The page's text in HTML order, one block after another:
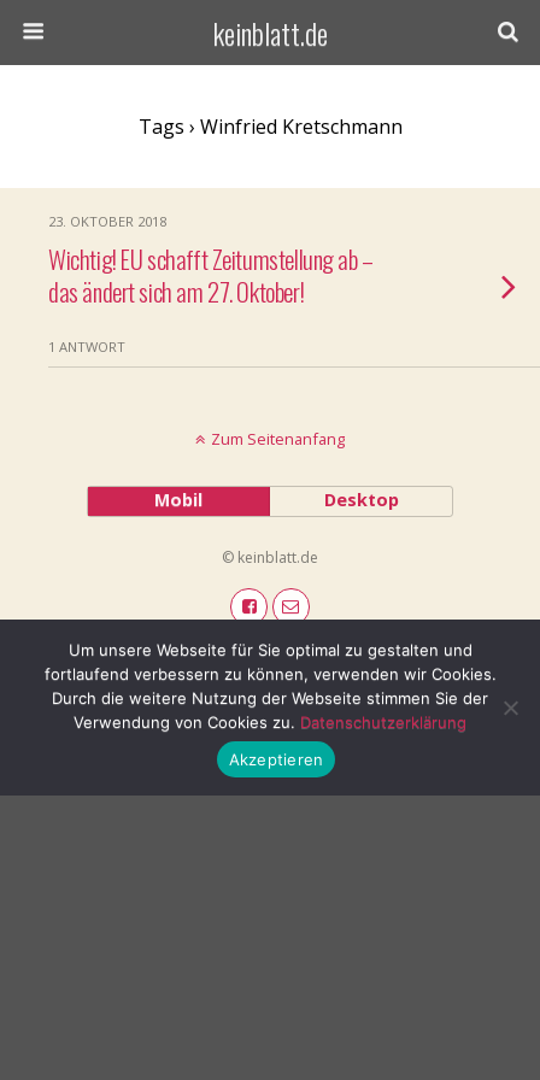
keinblatt.de
Tags › Winfried Kretschmann
23. OKTOBER 2018
Wichtig! EU schafft Zeitumstellung ab –
das ändert sich am 27. Oktober!
1 ANTWORT
Zum Seitenanfang
Mobil Desktop
© keinblatt.de
Um unsere Webseite für Sie optimal zu gestalten und
fortlaufend verbessern zu können, verwenden wir Cookies.
Durch die weitere Nutzung der Webseite stimmen Sie der
Verwendung von Cookies zu. Datenschutzerklärung
Akzeptieren